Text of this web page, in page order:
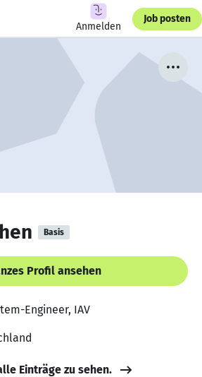
Anmelden
Job posten
Basis
Profil ansehen
Engineer, IAV
Einträge zu sehen.